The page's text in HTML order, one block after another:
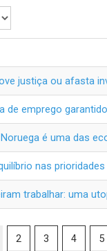
justiça ou afasta
de emprego
é uma das
nas
trabalhar: uma
2 3 4 5